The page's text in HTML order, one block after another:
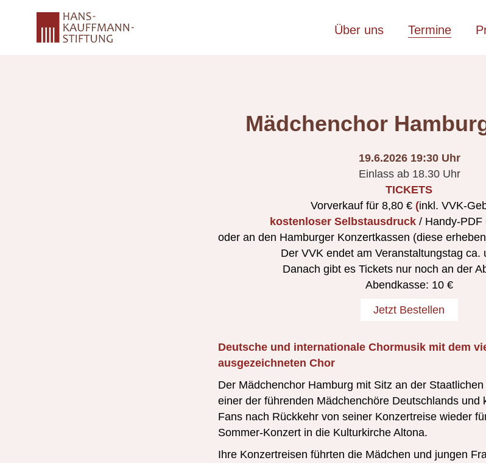
Über uns Termine
Mädchenchor
19.6.2026 19:30 Uhr
Einlass ab 18.30 Uhr
TICKETS
Vorverkauf für 8,80 € (inkl. VVK-
kostenloser Selbstausdruck/ Handy-PDF
oder an den Hamburger Konzertkassen (diese
Der VVK endet am Veranstaltungstag ca.
Danach gibt es Tickets nur noch an der
Abendkasse: 10 €
Jetzt Bestellen
Deutsche und internationale Chormusik mit dem
ausgezeichneten Chor
Der Mädchenchor Hamburg mit Sitz an der
einer der führenden Mädchenchöre Deutschlands und
Fans nach Rückkehr von seiner Konzertreise wieder
Sommer-Konzert in die Kulturkirche Altona.
Ihre Konzertreisen führten die Mädchen und jungen